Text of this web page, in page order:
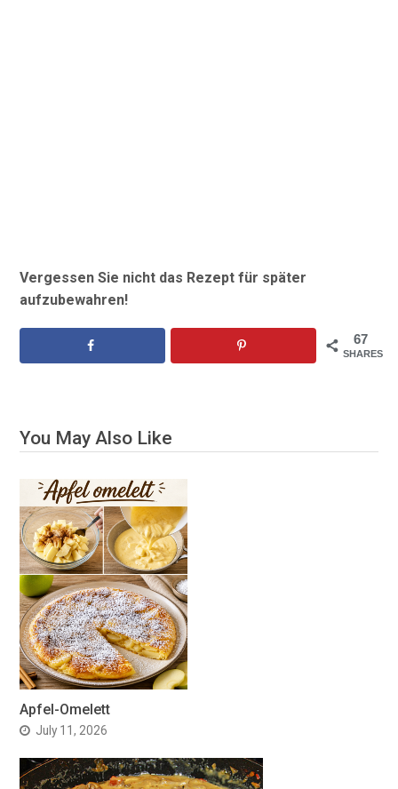
Vergessen Sie nicht das Rezept für später
aufzubewahren!
67
SHARES
You May Also Like
Apfel-Omelett
July 11, 2026